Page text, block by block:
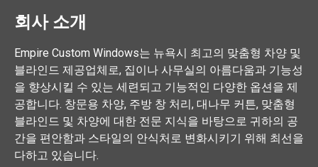
회사 소개
Empire Custom Windows는 뉴욕시 최고의 맞춤형 차양 및
블라인드 제공업체로, 집이나 사무실의 아름다움과 기능성
을 향상시킬 수 있는 세련되고 기능적인 다양한 옵션을 제
공합니다. 창문용 차양, 주방 창 처리, 대나무 커튼, 맞춤형
블라인드 및 차양에 대한 전문 지식을 바탕으로 귀하의 공
간을 편안함과 스타일의 안식처로 변화시키기 위해 최선을
다하고 있습니다.